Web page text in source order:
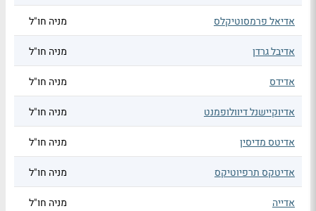
אדיאל פרמסוטיקלס מניה חו"ל
אדיבל גרדן מניה חו"ל
אדידס מניה חו"ל
אדיוקיישנל דיוולופמנט מניה חו"ל
אדיטס מדיסין מניה חו"ל
אדיטקס תרפיוטיקס מניה חו"ל
אדייה מניה חו"ל